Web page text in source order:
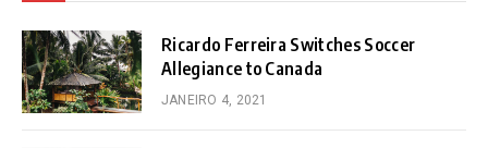
Ricardo Ferreira Switches Soccer
Allegiance to Canada
JANEIRO 4, 2021